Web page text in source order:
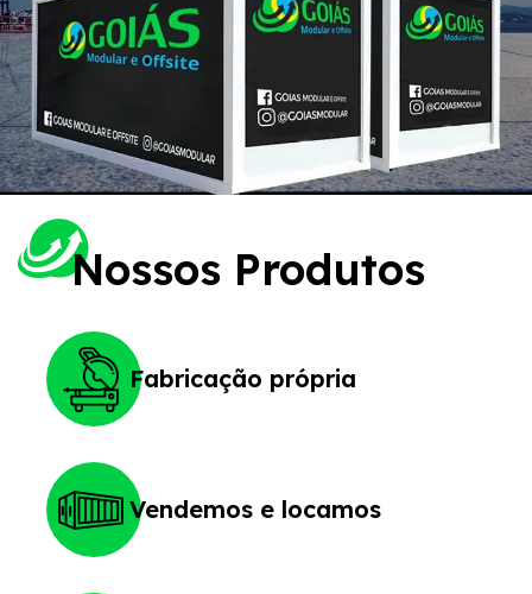
Nossos Produtos
Fabricação própria
Vendemos e locamos